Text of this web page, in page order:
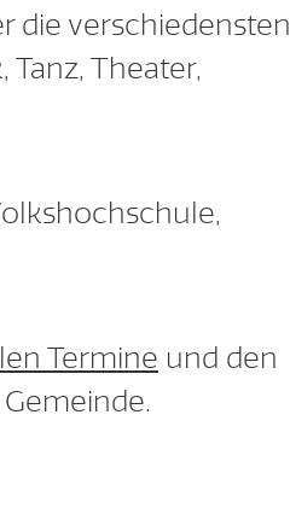
die verschiedensten
Theater,
Termine und den